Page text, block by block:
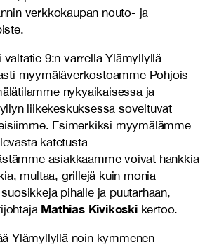
verkkokaupan nouto- ja
valtatie 9:n varrella Ylämyllyllä
myymäläverkostoamme Pohjois-
nykyaikaisessa ja
liikekeskuksessa soveltuvat
Esimerkiksi myymälämme
katetusta
asiakkaamme voivat hankkia
multaa, grillejä kuin monia
pihalle ja puutarhaan,
Mathias Kivikoskikertoo.
Ylämyllyllä noin kymmenen